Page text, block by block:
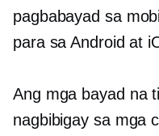
pagbabayad sa
para sa Android at
Ang mga bayad na
nagbibigay sa mga